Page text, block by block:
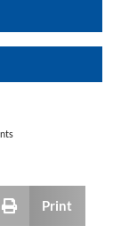
Print